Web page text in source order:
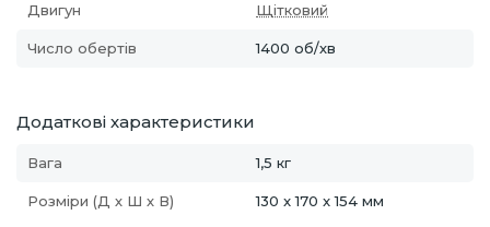
Двигун Щітковий
Число обертів 1400 об/хв
Додаткові характеристики
Вага 1,5 кг
Розміри (Д х Ш х В) 130 x 170 x 154 мм